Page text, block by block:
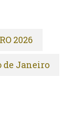
2026
de Janeiro